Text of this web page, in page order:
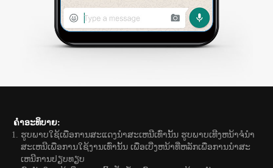
ຄຳອະທິບາຍ:
ຮູບພາບໃຊ້ເພື່ອການສະແດງນຳສະເຫນີເທົ່ານັ້ນ ຮູບພາບເທີງຫນ້າຈໍນຳ
ສະເຫນີເພື່ອການໃຊ້ງານເທົ່ານັ້ນ ເພື່ອເບີ່ງຫນ້າທີ່ຫລັກເພື່ອການນຳສະ
ເຫນີການປຽບທຽບ